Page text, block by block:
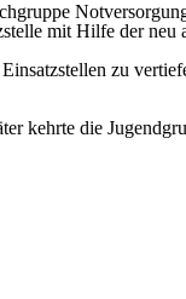
mit Hilfe der neu
zu
kehrte die